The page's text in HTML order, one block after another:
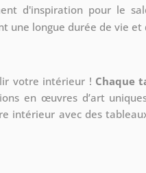
d'inspiration pour le
une longue durée de vie et
votre intérieur ! Chaque
en œuvres d’art
intérieur avec des